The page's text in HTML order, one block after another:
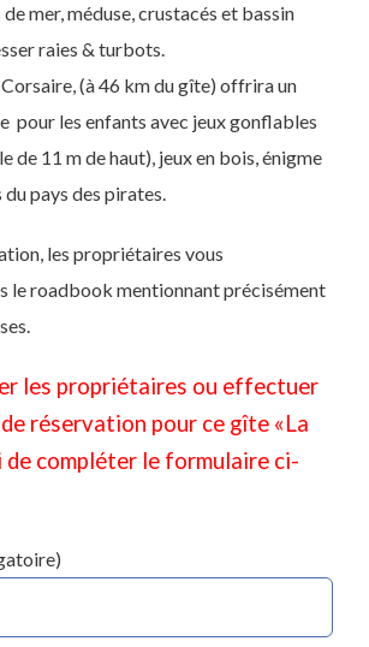
mer, méduse, crustacés et bassin
raies & turbots.
(à 46 km du gîte) offrira un
pour les enfants avec jeux gonflables
de 11 m de haut), jeux en bois, énigme
pays des pirates.
les propriétaires vous
le roadbook mentionnant précisément
les propriétaires ou effectuer
réservation pour ce gîte «La
de compléter le formulaire ci-